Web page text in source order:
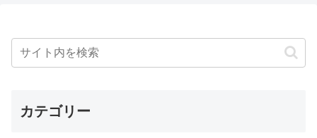
カテゴリー